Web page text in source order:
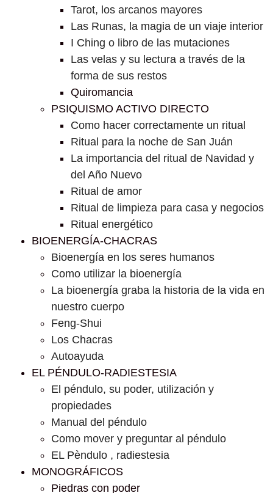
Tarot, los arcanos mayores
Las Runas, la magia de un viaje interior
I Ching o libro de las mutaciones
Las velas y su lectura a través de la
forma de sus restos
Quiromancia
PSIQUISMO ACTIVO DIRECTO
Como hacer correctamente un ritual
Ritual para la noche de San Juán
La importancia del ritual de Navidad y
del Año Nuevo
Ritual de amor
Ritual de limpieza para casa y negocios
Ritual energético
BIOENERGÍA-CHACRAS
Bioenergía en los seres humanos
Como utilizar la bioenergía
La bioenergía graba la historia de la vida en
nuestro cuerpo
Feng-Shui
Los Chacras
Autoayuda
EL PÉNDULO-RADIESTESIA
El péndulo, su poder, utilización y
propiedades
Manual del péndulo
Como mover y preguntar al péndulo
EL Pèndulo , radiestesia
MONOGRÁFICOS
Piedras con poder